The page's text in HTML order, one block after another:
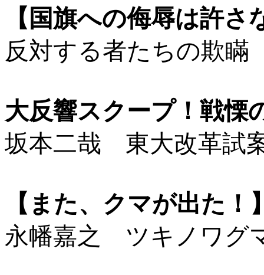
【国旗への侮辱は許さ
反対する者たちの欺瞞
大反響スクープ！戦慄
坂本二哉 東大改革試
【また、クマが出た！
永幡嘉之 ツキノワグ